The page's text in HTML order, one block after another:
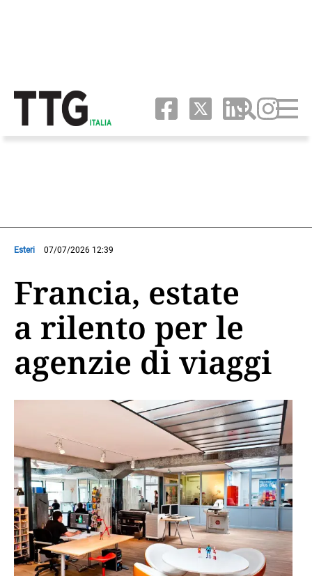
Esteri 07/07/2026 12:39
Francia, estate
a rilento per le
agenzie di viaggi